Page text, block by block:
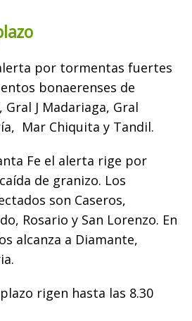
por tormentas fuertes
bonaerenses de
Gral J Madariaga, Gral
Mar Chiquita y Tandil.
Fe el alerta rige por
de granizo. Los
son Caseros,
Rosario y San Lorenzo. En
alcanza a Diamante,
rigen hasta las 8.30